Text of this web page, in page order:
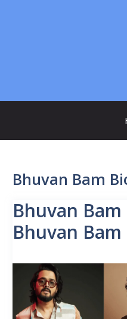
Bhuvan Bam
Bhuvan Bam
Bhuvan